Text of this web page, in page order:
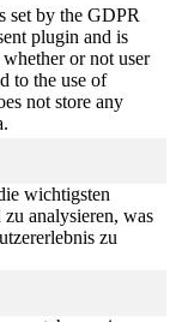
set by the GDPR
plugin and is
whether or not user
to the use of
not store any
wichtigsten
analysieren, was
zu